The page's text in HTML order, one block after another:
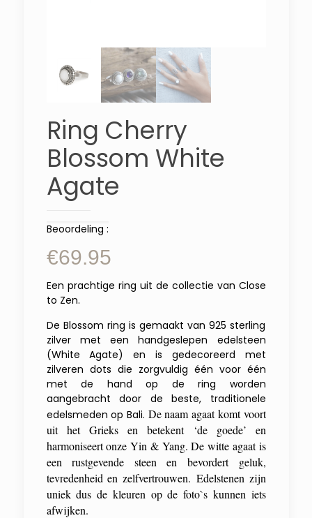
Ring Cherry
Blossom White
Agate
Beoordeling :
€69.95
Een prachtige ring uit de collectie van Close
to Zen.
De Blossom ring is gemaakt van 925 sterling
zilver met een handgeslepen edelsteen
(White Agate) en is gedecoreerd met
zilveren dots die zorgvuldig één voor één
met de hand op de ring worden
aangebracht door de beste, traditionele
edelsmeden op Bali. De naam agaat komt voort
uit het Grieks en betekent ‘de goede’ en
harmoniseert onze Yin & Yang. De witte agaat is
een rustgevende steen en bevordert geluk,
tevredenheid en zelfvertrouwen. Edelstenen zijn
uniek dus de kleuren op de foto`s kunnen iets
afwijken.